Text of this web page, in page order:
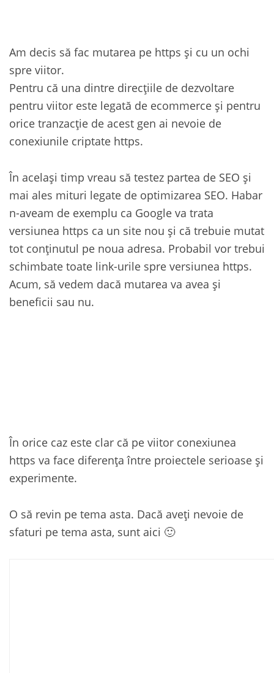
Am decis să fac mutarea pe https și cu un ochi
spre viitor.
Pentru că una dintre direcțiile de dezvoltare
pentru viitor este legată de ecommerce și pentru
orice tranzacție de acest gen ai nevoie de
conexiunile criptate https.
În același timp vreau să testez partea de SEO și
mai ales mituri legate de optimizarea SEO. Habar
n-aveam de exemplu ca Google va trata
versiunea https ca un site nou și că trebuie mutat
tot conținutul pe noua adresa. Probabil vor trebui
schimbate toate link-urile spre versiunea https.
Acum, să vedem dacă mutarea va avea și
beneficii sau nu.
În orice caz este clar că pe viitor conexiunea
https va face diferența între proiectele serioase și
experimente.
O să revin pe tema asta. Dacă aveți nevoie de
sfaturi pe tema asta, sunt aici 🙂